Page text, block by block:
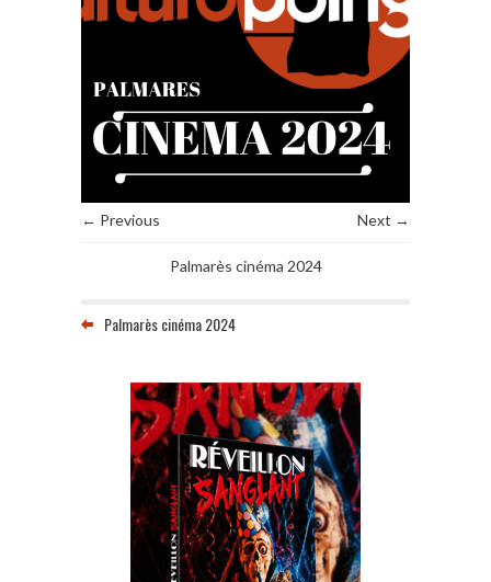
← Previous Next →
Palmarès cinéma 2024
Palmarès cinéma 2024